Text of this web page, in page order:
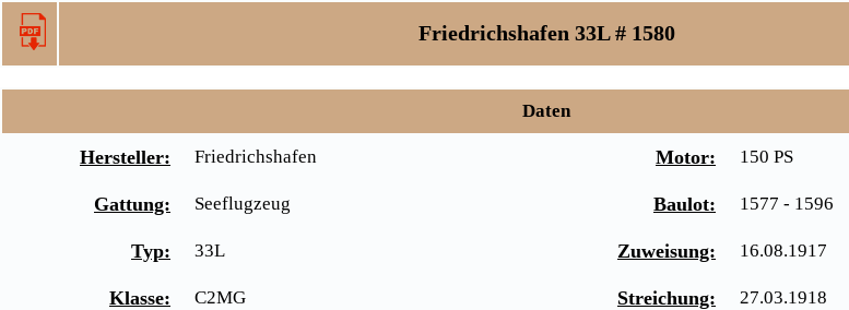
Friedrichshafen 33L # 1580
Daten
Hersteller: Friedrichshafen Motor: 150 PS
Gattung: Seeflugzeug Baulot: 1577 - 1596
Typ: 33L Zuweisung: 16.08.1917
Klasse: C2MG Streichung: 27.03.1918